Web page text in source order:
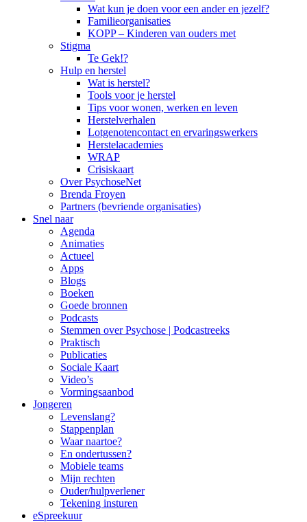
Wat kun je doen voor een ander en jezelf?
Familieorganisaties
KOPP – Kinderen van ouders met
Stigma
Te Gek!?
Hulp en herstel
Wat is herstel?
Tools voor je herstel
Tips voor wonen, werken en leven
Herstelverhalen
Lotgenotencontact en ervaringswerkers
Herstelacademies
WRAP
Crisiskaart
Over PsychoseNet
Brenda Froyen
Partners (bevriende organisaties)
Snel naar
Agenda
Animaties
Actueel
Apps
Blogs
Boeken
Goede bronnen
Podcasts
Stemmen over Psychose | Podcastreeks
Praktisch
Publicaties
Sociale Kaart
Video’s
Vormingsaanbod
Jongeren
Levenslang?
Stappenplan
Waar naartoe?
En ondertussen?
Mobiele teams
Mijn rechten
Ouder/hulpverlener
Tekening insturen
eSpreekuur